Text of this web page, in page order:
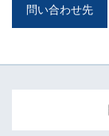
問い合わせ先